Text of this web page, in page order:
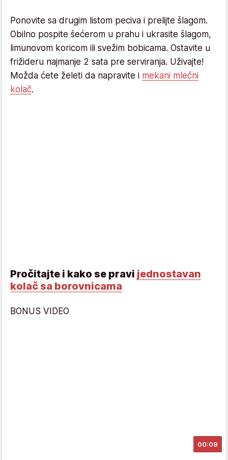
Ponovite sa drugim listom peciva i prelijte šlagom.
Obilno pospite šećerom u prahu i ukrasite šlagom,
limunovom koricom ili svežim bobicama. Ostavite u
frižideru najmanje 2 sata pre serviranja. Uživajte!
Možda ćete želeti da napravite i mekani mlečni
kolač.
Pročitajte i kako se pravi jednostavan
kolač sa borovnicama
BONUS VIDEO
00:09